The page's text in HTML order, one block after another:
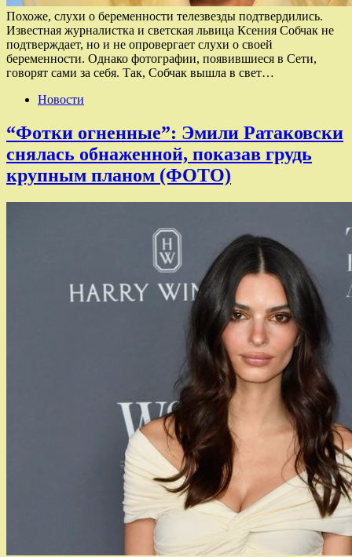
Похоже, слухи о беременности телезвезды подтвердились.
Известная журналистка и светская львица Ксения Собчак не
подтверждает, но и не опровергает слухи о своей
беременности. Однако фотографии, появившиеся в Сети,
говорят сами за себя. Так, Собчак вышла в свет…
Новости
“Фотки огненные”: Эмили Ратаковски
снялась обнаженной, показав грудь
крупным планом (ФОТО)